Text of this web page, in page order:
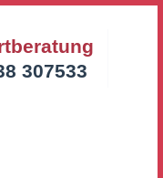
307533